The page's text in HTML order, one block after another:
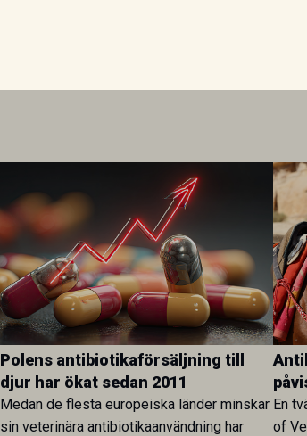
Polens antibiotikaförsäljning till
djur har ökat sedan 2011
Medan de flesta europeiska länder minskar
sin veterinära antibiotikaanvändning har
En
of